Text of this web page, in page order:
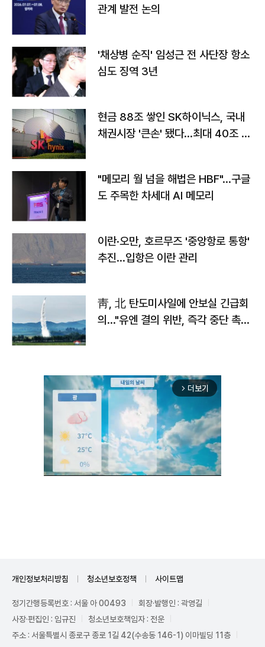
관계 발전 논의
'채상병 순직' 임성근 전 사단장 항소
심도 징역 3년
현금 88조 쌓인 SK하이닉스, 국내
채권시장 '큰손' 됐다…최대 40조 투
"메모리 월 넘을 해법은 HBF"…구글
도 주목한 차세대 AI 메모리
이란·오만, 호르무즈 '중앙항로 통항'
추진…입항은 이란 관리
靑, 北 탄도미사일에 안보실 긴급회
의…"유엔 결의 위반, 즉각 중단 촉
arrow_forward_ios 더보기
개인정보처리방침 청소년보호정책 사이트맵
정기간행등록번호 : 서울 아 00493
회장·발행인 : 곽영길
사장·편집인 : 임규진
청소년보호책임자 : 전운
주소 : 서울특별시 종로구 종로 1길 42(수송동 146-1) 이마빌딩 11층